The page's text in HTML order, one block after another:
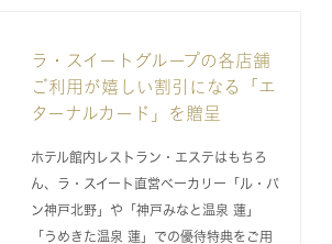
ラ・スイートグループの各店舗
ご利用が嬉しい割引になる「エ
ターナルカード」を贈呈
ホテル館内レストラン・エステはもちろ
ん、ラ・スイート直営ベーカリー「ル・パ
ン神戸北野」や「神戸みなと温泉 蓮」
「うめきた温泉 蓮」での優待特典をご用